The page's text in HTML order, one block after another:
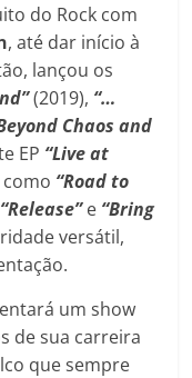
do Rock com
, até dar início à
lançou os
(2019), “…
Chaos and
EP “Live at
como “Road to
e “Bring
versátil,
um show
de sua carreira
que sempre